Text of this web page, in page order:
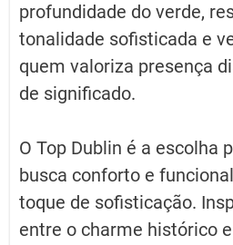
profundidade do verde,
tonalidade sofisticada e
quem valoriza presença
de significado.
O Top Dublin é a escolha
busca conforto e
toque de sofisticação.
entre o charme histórico